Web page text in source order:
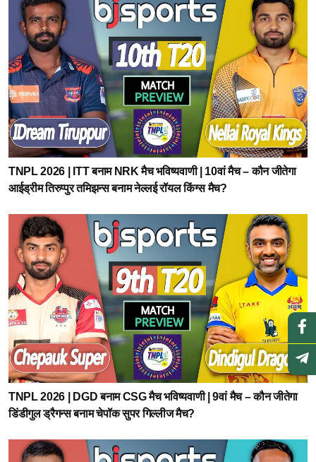
TNPL 2026 | ITT बनाम NRK मैच भविष्यवाणी | 10वां मैच – कौन जीतेगा
आईड्रीम तिरुप्पुर तमिझन्स बनाम नेल्लई रॉयल किंग्स मैच?
TNPL 2026 | DGD बनाम CSG मैच भविष्यवाणी | 9वां मैच – कौन जीतेगा
डिंडीगुल ड्रैगन्स बनाम चेपॉक सुपर गिल्लीज मैच?